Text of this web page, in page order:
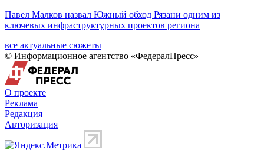
Павел Малков назвал Южный обход Рязани одним из
ключевых инфраструктурных проектов региона
все актуальные сюжеты
© Информационное агентство «ФедералПресс»
О проекте
Реклама
Редакция
Авторизация